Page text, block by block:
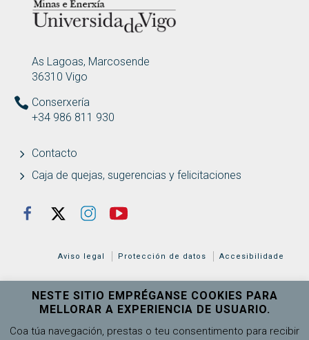
Abrir
Recursos humanos
Abrir
Calidad
Presentación
Sistema de Garantía de Calidad
Manual de Calidad
Programa de Desarrollo Estratégico
Procedimientos
Registros y evidencias
ENDEREZO
As Lagoas, Marcosende
36310 Vigo
Conserxería
+34 986 811 930
Contacto
Caja de quejas, sugerencias y felicitaciones
REDES SOCIAIS
FacebookTwitterInstagramYoutube
Aviso legal Protección de datos Accesibilidade
NESTE SITIO EMPRÉGANSE COOKIES PARA
MELLORAR A EXPERIENCIA DE USUARIO.
Coa túa navegación, prestas o teu consentimento para recibir